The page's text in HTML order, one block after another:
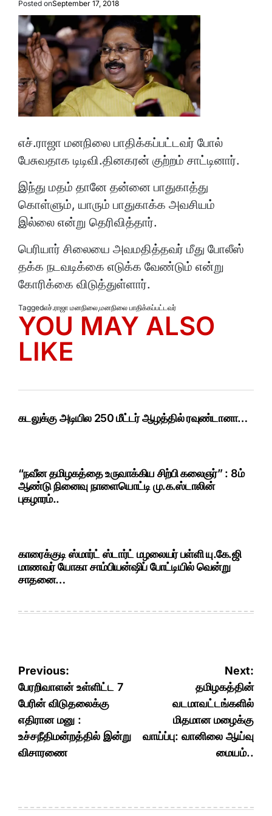
Posted onSeptember 17, 2018
எச்.ராஜா மனநிலை பாதிக்கப்பட்டவர் போல்
பேசுவதாக டிடிவி.தினகரன் குற்றம் சாட்டினார்.
இந்து மதம் தானே தன்னை பாதுகாத்து
கொள்ளும், யாரும் பாதுகாக்க அவசியம்
இல்லை என்று தெரிவித்தார்.
பெரியார் சிலையை அவமதித்தவர் மீது போலீஸ்
தக்க நடவடிக்கை எடுக்க வேண்டும் என்று
கோரிக்கை விடுத்துள்ளார்.
Taggedஎச்.ராஜா மனநிலை,மனநிலை பாதிக்கப்பட்டவர்
YOU MAY ALSO
LIKE
கடலுக்கு அடியில 250 மீட்டர் ஆழத்தில் ரவுண்டானா…
“நவீன தமிழகத்தை உருவாக்கிய சிற்பி கலைஞர்” : 8ம்
ஆண்டு நினைவு நாளையொட்டி மு.க.ஸ்டாலின்
புகழாரம்..
காரைக்குடி ஸ்மார்ட் ஸ்டார்ட் மழலையர் பள்ளி யு.கே.ஜி
மாணவர் யோகா சாம்பியன்ஷிப் போட்டியில் வென்று
சாதனை…
Post
navigation
Previous:
பேரறிவாளன் உள்ளிட்ட 7
பேரின் விடுதலைக்கு
எதிரான மனு :
உச்சநீதிமன்றத்தில் இன்று
விசாரணை
Next:
தமிழகத்தின்
வடமாவட்டங்களில்
மிதமான மழைக்கு
வாய்ப்பு: வானிலை ஆய்வு
மையம்..